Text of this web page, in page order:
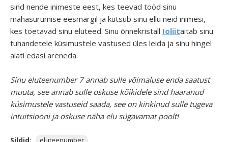
sind nende inimeste eest, kes teevad tööd sinu
mahasurumise eesmärgil ja kutsub sinu ellu neid inimesi,
kes toetavad sinu eluteed. Sinu õnnekristall Ioliitaitab sinu
tuhandetele küsimustele vastused üles leida ja sinu hingel
alati edasi areneda.
Sinu eluteenumber 7 annab sulle võimaluse enda saatust
muuta, see annab sulle oskuse kõikidele sind haaranud
küsimustele vastuseid saada, see on kinkinud sulle tugeva
intuitsiooni ja oskuse näha elu sügavamat poolt!
Sildid: eluteenumber